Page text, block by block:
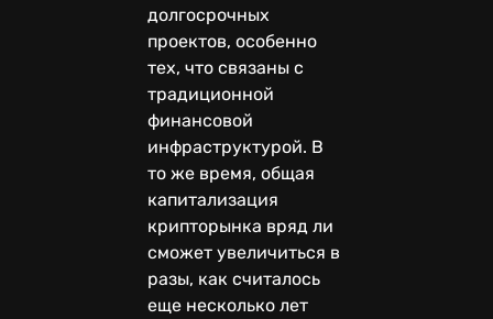
долгосрочных
проектов, особенно
тех, что связаны с
традиционной
финансовой
инфраструктурой. В
то же время, общая
капитализация
крипторынка вряд ли
сможет увеличиться в
разы, как считалось
еще несколько лет